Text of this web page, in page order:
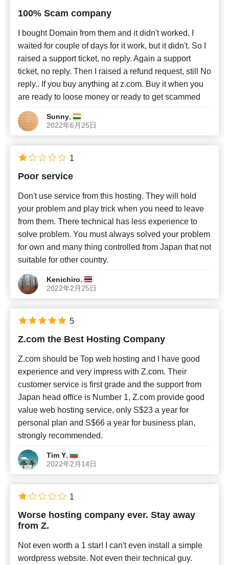
100% Scam company
I bought Domain from them and it didn't worked. I
waited for couple of days for it work, but it didn't. So I
raised a support ticket, no reply. Again a support
ticket, no reply. Then I raised a refund request, still No
reply.. If you buy anything at z.com. Buy it when you
are ready to loose money or ready to get scammed
Sunny,
2022年6月25日
Poor service
Don't use service from this hosting. They will hold
your problem and play trick when you need to leave
from them. There technical has less experience to
solve problem. You must always solved your problem
for own and many thing controlled from Japan that not
suitable for other country.
Kenichiro,
2022年2月25日
1
Z.com the Best Hosting Company
Z.com should be Top web hosting and I have good
experience and very impress with Z.com. Their
customer service is first grade and the support from
Japan head office is Number 1, Z.com provide good
value web hosting service, only S$23 a year for
personal plan and S$66 a year for business plan,
strongly recommended.
Tim Y,
2022年2月14日
5
Worse hosting company ever. Stay away
from Z.
Not even worth a 1 star! I can't even install a simple
wordpress website. Not even their technical guy.
1